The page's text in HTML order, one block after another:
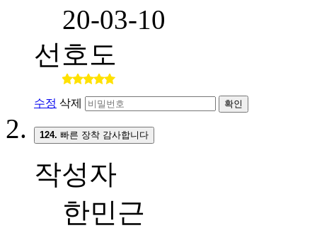
20-03-10
선호도
수정 삭제 확인
124. 빠른 장착 감사합니다
작성자
한민근